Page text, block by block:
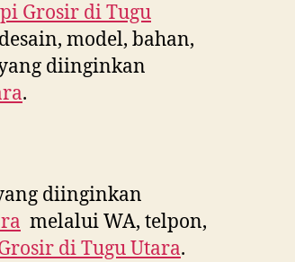
Grosir diTugu
model, bahan,
diinginkan
.
diinginkan
melalui WA, telpon,
diTugu Utara.